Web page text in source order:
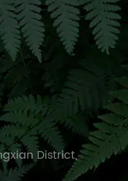
District,